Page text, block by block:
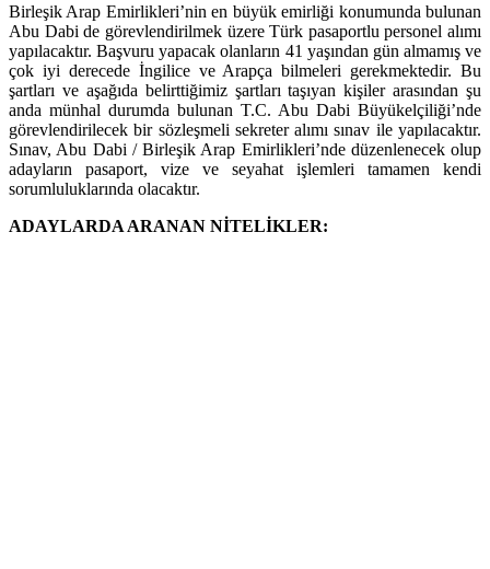
Birleşik Arap Emirlikleri’nin en büyük emirliği konumunda bulunan
Abu Dabi de görevlendirilmek üzere Türk pasaportlu personel alımı
yapılacaktır. Başvuru yapacak olanların 41 yaşından gün almamış ve
çok iyi derecede İngilice ve Arapça bilmeleri gerekmektedir. Bu
şartları ve aşağıda belirttiğimiz şartları taşıyan kişiler arasından şu
anda münhal durumda bulunan T.C. Abu Dabi Büyükelçiliği’nde
görevlendirilecek bir sözleşmeli sekreter alımı sınav ile yapılacaktır.
Sınav, Abu Dabi / Birleşik Arap Emirlikleri’nde düzenlenecek olup
adayların pasaport, vize ve seyahat işlemleri tamamen kendi
sorumluluklarında olacaktır.
ADAYLARDA ARANAN NİTELİKLER: